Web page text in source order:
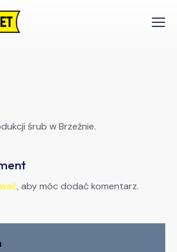
śrub w Brzeźnie.
, aby móc dodać komentarz.